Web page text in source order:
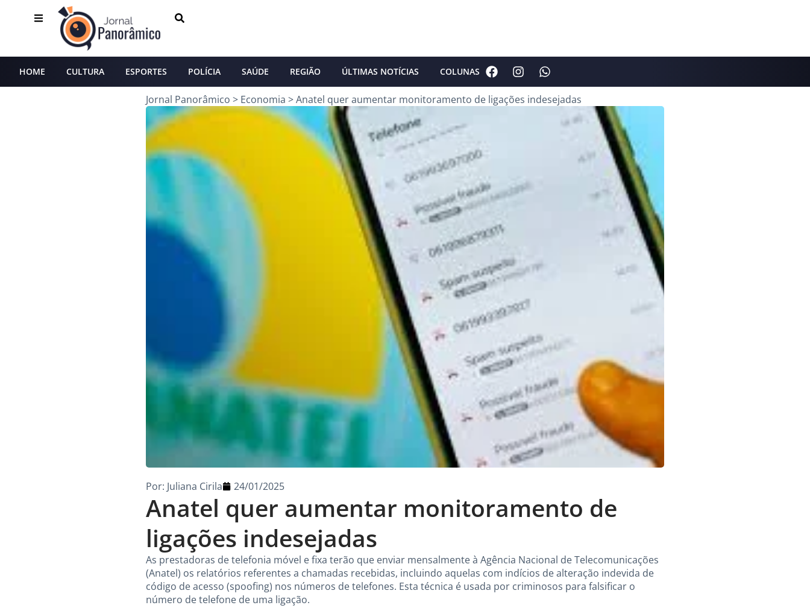
HOME CULTURA ESPORTES POLÍCIA SAÚDE REGIÃO ÚLTIMAS NOTÍCIAS COLUNAS
Jornal Panorâmico > Economia >Anatel quer aumentar monitoramento de ligações indesejadas
Anatel quer aumentar monitoramento de
ligações indesejadas
Por: Juliana Cirila 24/01/2025
As prestadoras de telefonia móvel e fixa terão que enviar mensalmente à Agência Nacional de Telecomunicações
(Anatel) os relatórios referentes a chamadas recebidas, incluindo aquelas com indícios de alteração indevida de
código de acesso (spoofing) nos números de telefones. Esta técnica é usada por criminosos para falsificar o
número de telefone de uma ligação.